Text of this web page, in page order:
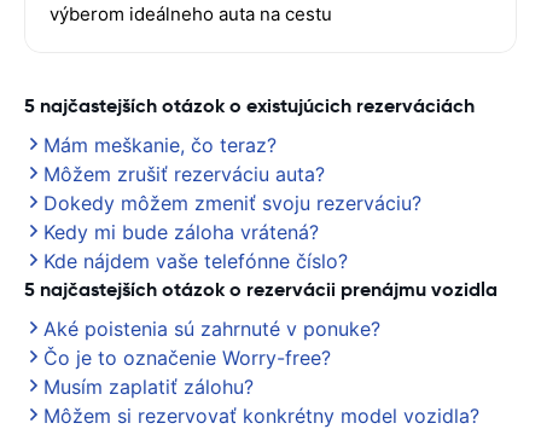
výberom ideálneho auta na cestu
5 najčastejších otázok o existujúcich rezerváciách
Mám meškanie, čo teraz?
Môžem zrušiť rezerváciu auta?
Dokedy môžem zmeniť svoju rezerváciu?
Kedy mi bude záloha vrátená?
Kde nájdem vaše telefónne číslo?
5 najčastejších otázok o rezervácii prenájmu vozidla
Aké poistenia sú zahrnuté v ponuke?
Čo je to označenie Worry-free?
Musím zaplatiť zálohu?
Môžem si rezervovať konkrétny model vozidla?